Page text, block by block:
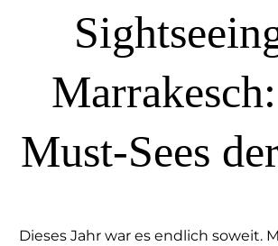
Must-Sees
Dieses Jahr war es endlich soweit.